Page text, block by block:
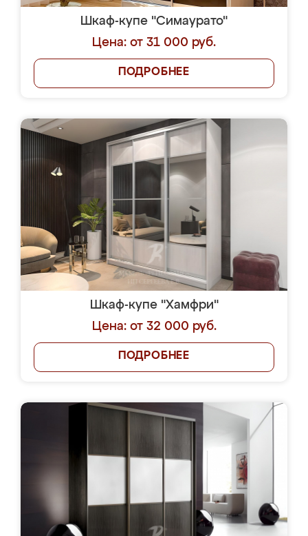
Шкаф-купе "Симаурато"
Цена: от 31 000 руб.
ПОДРОБНЕЕ
Шкаф-купе "Хамфри"
Цена: от 32 000 руб.
ПОДРОБНЕЕ